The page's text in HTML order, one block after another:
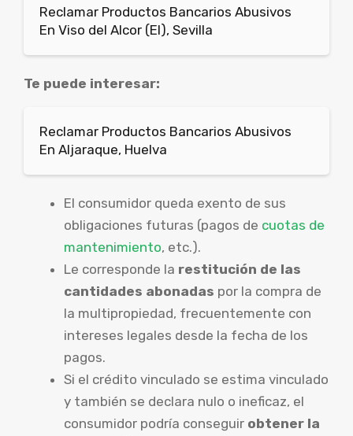
Reclamar Productos Bancarios Abusivos
En Viso del Alcor (El), Sevilla
Te puede interesar:
Reclamar Productos Bancarios Abusivos
En Aljaraque, Huelva
El consumidor queda exento de sus
obligaciones futuras (pagos de cuotas de
mantenimiento, etc.).
Le corresponde la restitución de las
cantidades abonadas por la compra de
la multipropiedad, frecuentemente con
intereses legales desde la fecha de los
pagos.
Si el crédito vinculado se estima vinculado
y también se declara nulo o ineficaz, el
consumidor podría conseguir obtener la